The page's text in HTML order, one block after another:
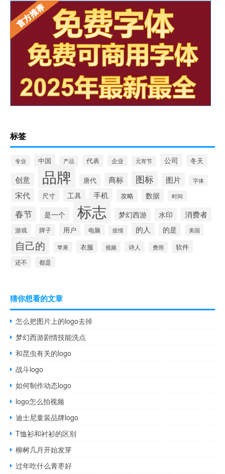
标签
专业 中国 产品 代表 企业 元宵节 公司 冬天
创意 品牌 唐代 商标 图标 图片 字体
宋代 尺寸 工具 手机 攻略 数据 时间
春节 是一个 标志 梦幻西游 水印 消费者
游戏 牌子 用户 电脑 疫情 的人 的是 美国
自己的 苹果 衣服 视频 诗人 费用 软件
还不 都是
猜你想看的文章
怎么把图片上的logo去掉
梦幻西游剧情技能洗点
和昆虫有关的logo
战斗logo
如何制作动态logo
logo怎么拍视频
迪士尼童装品牌logo
T恤衫和衬衫的区别
柳树几月开始发芽
过年吃什么青枣好